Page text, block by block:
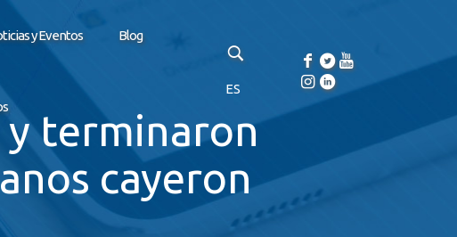
y Eventos Blog
ES
y terminaron
cayeron